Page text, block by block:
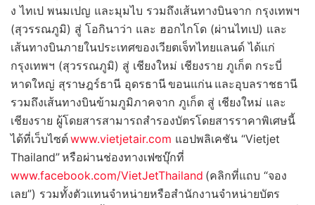
ง ไทเป พนมเปญ และมุมไบ รวมถึงเส้นทางบินจาก กรุงเทพฯ
(สุวรรณภูมิ) สู่ โอกินาว่า และ ฮอกไกโด (ผ่านไทเป) และ
เส้นทางบินภายในประเทศของเวียตเจ็ทไทยแลนด์ ได้แก่
กรุงเทพฯ (สุวรรณภูมิ) สู่ เชียงใหม่ เชียงราย ภูเก็ต กระบี่
หาดใหญ่ สุราษฎร์ธานี อุดรธานี ขอนแก่น และอุบลราชธานี
รวมถึงเส้นทางบินข้ามภูมิภาคจาก ภูเก็ต สู่ เชียงใหม่ และ
เชียงราย ผู้โดยสารสามารถสำรองบัตรโดยสารราคาพิเศษนี้
ได้ที่เว็บไซต์www.vietjetair.com แอปพลิเคชัน “Vietjet
Thailand” หรือผ่านช่องทางเฟซบุ๊กที่
www.facebook.com/VietJetThailand (คลิกที่แถบ “จอง
เลย”) รวมทั้งตัวแทนจำหน่ายหรือสำนักงานจำหน่ายบัตร